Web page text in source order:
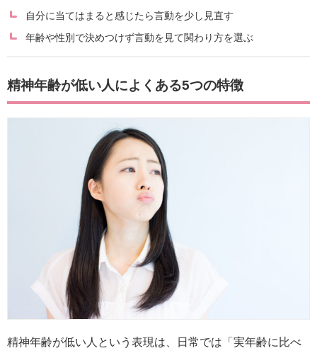
自分に当てはまると感じたら言動を少し見直す
年齢や性別で決めつけず言動を見て関わり方を選ぶ
精神年齢が低い人によくある5つの特徴
精神年齢が低い人という表現は、日常では「実年齢に比べ